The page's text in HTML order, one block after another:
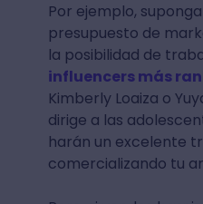
Por ejemplo,
presupuesto de
la posibilidad de
influencers más
Kimberly Loaiza o
dirige a las
harán un excelente
comercializando tu